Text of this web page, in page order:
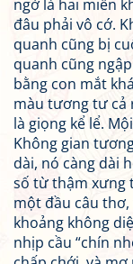
ngờ là hai miền
đâu phải vô cớ.
quanh cũng bị
quanh cũng
bằng con mắt
màu tương tư cả
là giọng kể lể.
Không gian
dài, nó càng dài
số từ thậm xưng
một đầu câu
khoảng không
nhịp cầu “chín